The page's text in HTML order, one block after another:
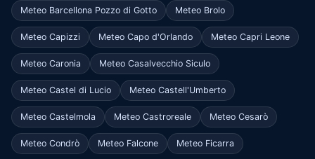
Meteo Barcellona Pozzo di Gotto Meteo Brolo
Meteo Capizzi Meteo Capo d'Orlando Meteo Capri Leone
Meteo Caronia Meteo Casalvecchio Siculo
Meteo Castel di Lucio Meteo Castell'Umberto
Meteo Castelmola Meteo Castroreale Meteo Cesarò
Meteo Condrò Meteo Falcone Meteo Ficarra